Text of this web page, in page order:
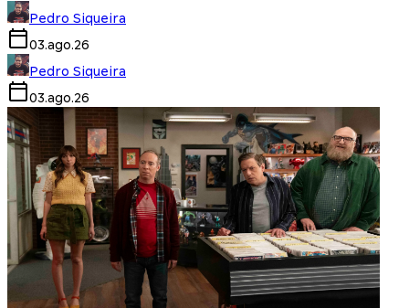
Pedro Siqueira
03.ago.26
Pedro Siqueira
03.ago.26